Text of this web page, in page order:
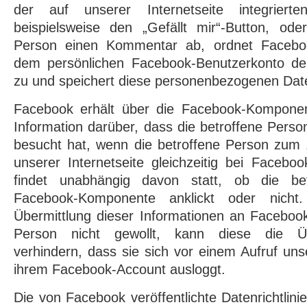
der auf unserer Internetseite integrierten
beispielsweise den „Gefällt mir“-Button,
Person einen Kommentar ab, ordnet
dem persönlichen Facebook-Benutzerkonto
zu und speichert diese personenbezogenen
Facebook erhält über die Facebook-
Information darüber, dass die betroffene
besucht hat, wenn die betroffene Person zum
unserer Internetseite gleichzeitig bei
findet unabhängig davon statt, ob die
Facebook-Komponente anklickt oder
Übermittlung dieser Informationen an
Person nicht gewollt, kann diese die
verhindern, dass sie sich vor einem Aufruf
ihrem Facebook-Account ausloggt.
Die von Facebook veröffentlichte